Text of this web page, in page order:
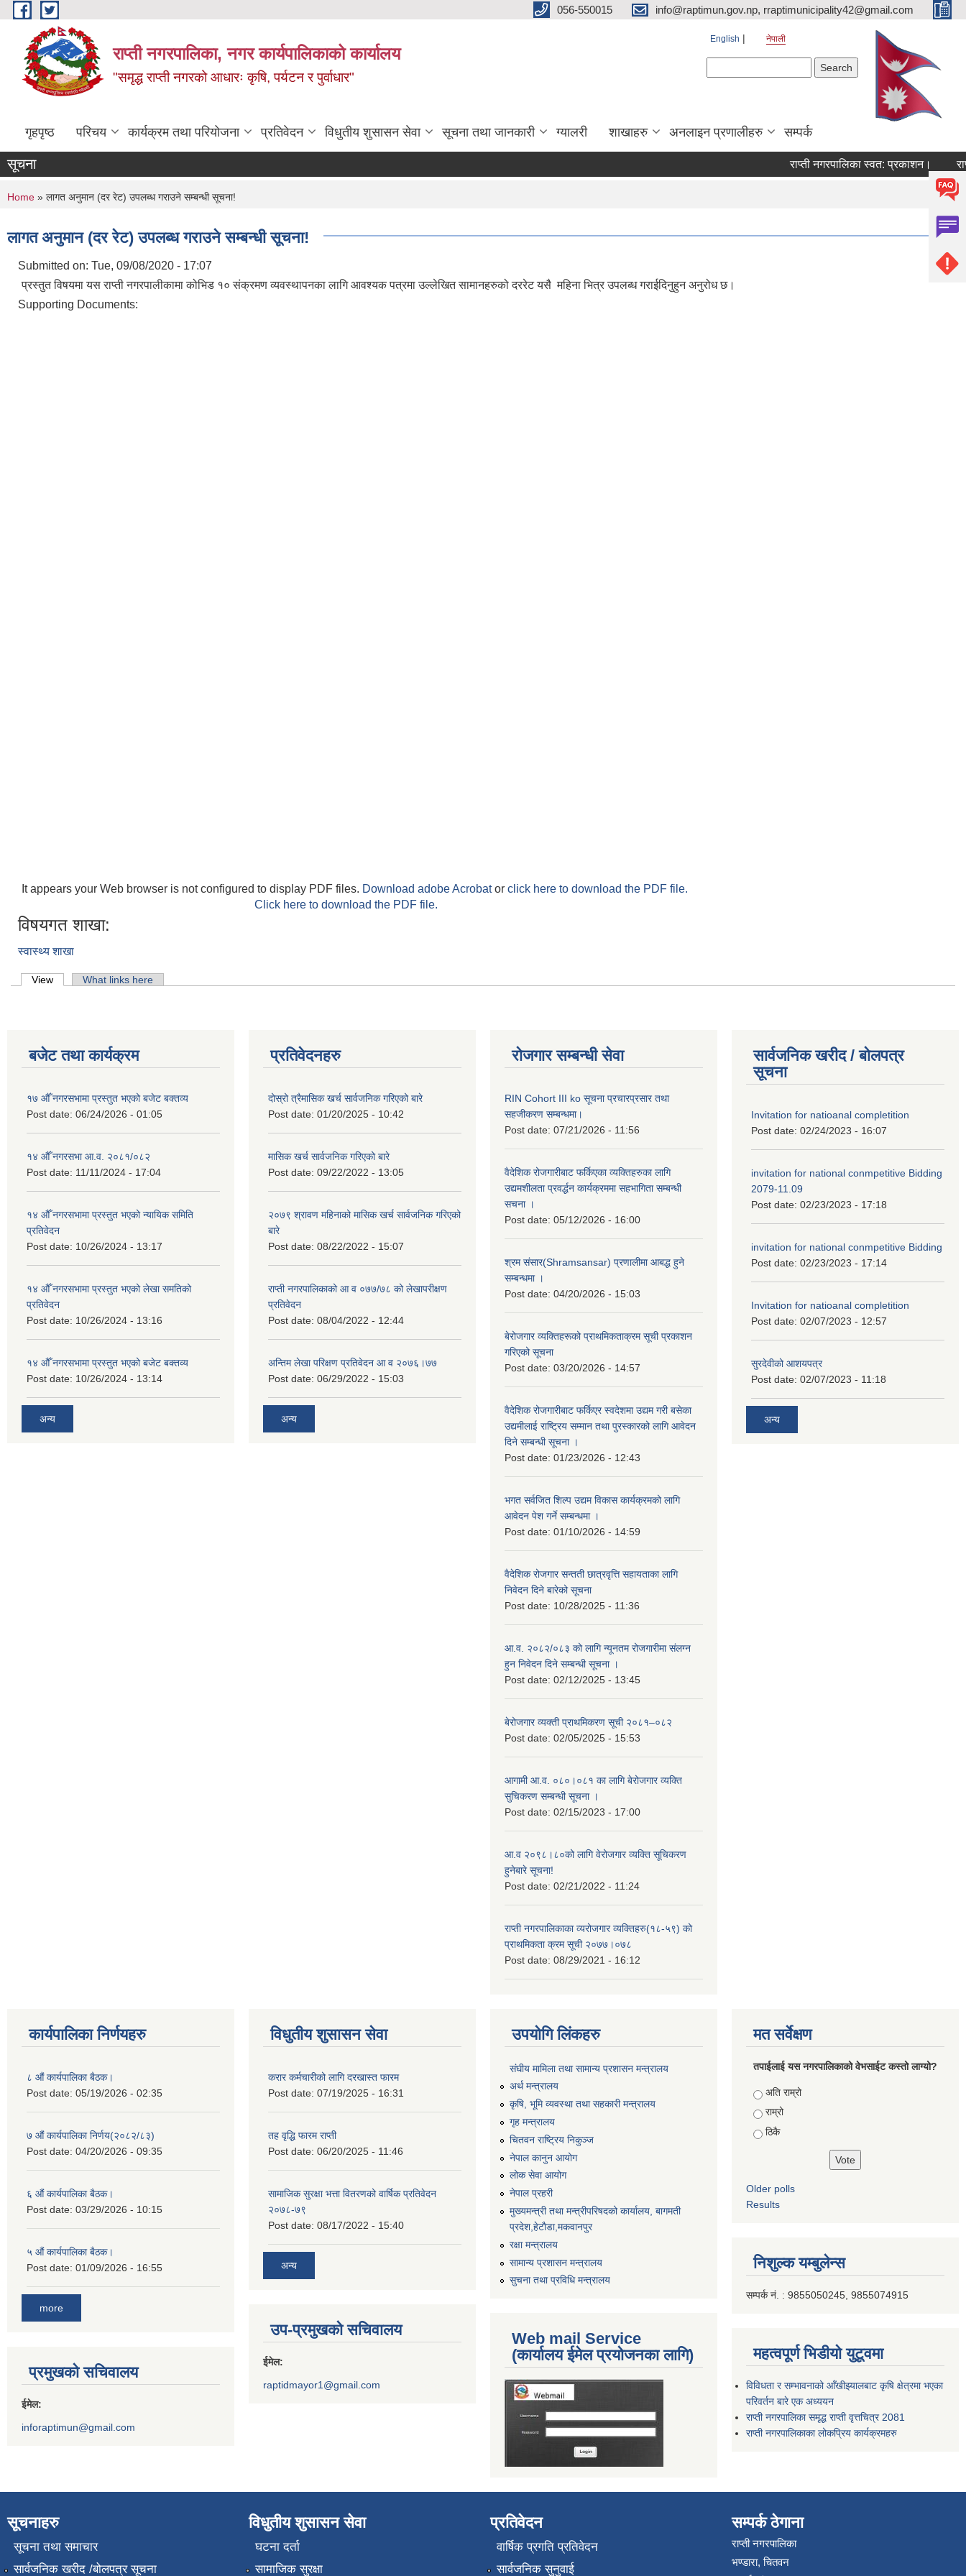
Skip to main content 056-550015 info@raptimun.gov.np, rraptimunicipality42@gmail.com
राप्ती नगरपालिका, नगर कार्यपालिकाको कार्यालय
"समृद्ध राप्ती नगरको आधारः कृषि, पर्यटन र पुर्वाधार"
English नेपाली
गृहपृष्ठ परिचय कार्यक्रम तथा परियोजना प्रतिवेदन विधुतीय शुसासन सेवा सूचना तथा जानकारी ग्यालरी शाखाहरु अनलाइन प्रणालीहरु सम्पर्क
सूचना राप्ती नगरपालिका स्वत: प्रकाशन।
You are here
Home » लागत अनुमान (दर रेट) उपलब्ध गराउने सम्बन्धी सूचना!
लागत अनुमान (दर रेट) उपलब्ध गराउने सम्बन्धी सूचना!
Submitted on: Tue, 09/08/2020 - 17:07
प्रस्तुत विषयमा यस राप्ती नगरपालीकामा कोभिड १० संक्रमण व्यवस्थापनका लागि आवश्यक पत्रमा उल्लेखित सामानहरुको दररेट यसै महिना भित्र उपलब्ध गराईदिनुहुन अनुरोध छ।
Supporting Documents:
It appears your Web browser is not configured to display PDF files. Download adobe Acrobator click here to download the PDF file.
Click here to download the PDF file.
विषयगत शाखा:
स्वास्थ्य शाखा
Primary tabs
View (active tab)What links here
बजेट तथा कार्यक्रम
१७ औँ नगरसभामा प्रस्तुत भएको बजेट बक्तव्य
Post date: 06/24/2026 - 01:05
१४ औँ नगरसभा आ.व. २०८१/०८२
Post date: 11/11/2024 - 17:04
१४ औँ नगरसभामा प्रस्तुत भएको न्यायिक समिति
प्रतिवेदन
Post date: 10/26/2024 - 13:17
१४ औँ नगरसभामा प्रस्तुत भएको लेखा समतिको
प्रतिवेदन
Post date: 10/26/2024 - 13:16
१४ औँ नगरसभामा प्रस्तुत भएको बजेट बक्तव्य
Post date: 10/26/2024 - 13:14
अन्य
प्रतिवेदनहरु
दोस्रो त्रैमासिक खर्च सार्वजनिक गरिएको बारे
Post date: 01/20/2025 - 10:42
मासिक खर्च सार्वजनिक गरिएको बारे
Post date: 09/22/2022 - 13:05
२०७९ श्रावण महिनाको मासिक खर्च सार्वजनिक गरिएको
बारे
Post date: 08/22/2022 - 15:07
राप्ती नगरपालिकाको आ व ०७७/७८ को लेखापरीक्षण
प्रतिवेदन
Post date: 08/04/2022 - 12:44
अन्तिम लेखा परिक्षण प्रतिवेदन आ व २०७६।७७
Post date: 06/29/2022 - 15:03
अन्य
रोजगार सम्बन्धी सेवा
RIN Cohort III ko सूचना प्रचारप्रसार तथा
सहजीकरण सम्बन्धमा।
Post date: 07/21/2026 - 11:56
वैदेशिक रोजगारीबाट फर्किएका व्यक्तिहरुका लागि
उद्यमशीलता प्रवर्द्धन कार्यक्रममा सहभागिता सम्बन्धी
सचना ।
Post date: 05/12/2026 - 16:00
श्रम संसार(Shramsansar) प्रणालीमा आबद्ध हुने
सम्बन्धमा ।
Post date: 04/20/2026 - 15:03
बेरोजगार व्यक्तिहरूको प्राथमिकताक्रम सूची प्रकाशन
गरिएको सूचना
Post date: 03/20/2026 - 14:57
वैदेशिक रोजगारीबाट फर्किएर स्वदेशमा उद्यम गरी बसेका
उद्यमीलाई राष्ट्रिय सम्मान तथा पुरस्कारको लागि आवेदन
दिने सम्बन्धी सूचना ।
Post date: 01/23/2026 - 12:43
भगत सर्वजित शिल्प उद्यम विकास कार्यक्रमको लागि
आवेदन पेश गर्ने सम्बन्धमा ।
Post date: 01/10/2026 - 14:59
वैदेशिक रोजगार सन्तती छात्रवृत्ति सहायताका लागि
निवेदन दिने बारेको सूचना
Post date: 10/28/2025 - 11:36
आ.व. २०८२/०८३ को लागि न्यूनतम रोजगारीमा संलग्न
हुन निवेदन दिने सम्बन्धी सूचना ।
Post date: 02/12/2025 - 13:45
बेरोजगार व्यक्ती प्राथमिकरण सूची २०८१–०८२
Post date: 02/05/2025 - 15:53
आगामी आ.व. ०८०।०८१ का लागि बेरोजगार व्यक्ति
सुचिकरण सम्बन्धी सूचना ।
Post date: 02/15/2023 - 17:00
आ.व २०९८।८०को लागि वेरोजगार व्यक्ति सूचिकरण
हुनेबारे सूचना!
Post date: 02/21/2022 - 11:24
राप्ती नगरपालिकाका व्यरोजगार व्यक्तिहरु(१८-५९) को
प्राथमिकता क्रम सूची २०७७।०७८
Post date: 08/29/2021 - 16:12
सार्वजनिक खरीद / बोलपत्र
सूचना
Invitation for natioanal completition
Post date: 02/24/2023 - 16:07
invitation for national conmpetitive Bidding
2079-11.09
Post date: 02/23/2023 - 17:18
invitation for national conmpetitive Bidding
Post date: 02/23/2023 - 17:14
Invitation for natioanal completition
Post date: 02/07/2023 - 12:57
सुरदेवीको आशयपत्र
Post date: 02/07/2023 - 11:18
अन्य
कार्यपालिका निर्णयहरु
८ औं कार्यपालिका बैठक।
Post date: 05/19/2026 - 02:35
७ औं कार्यपालिका निर्णय(२०८२/८३)
Post date: 04/20/2026 - 09:35
६ औं कार्यपालिका बैठक।
Post date: 03/29/2026 - 10:15
५ औं कार्यपालिका बैठक।
Post date: 01/09/2026 - 16:55
more
प्रमुखको सचिवालय
ईमेल:
inforaptimun@gmail.com
विधुतीय शुसासन सेवा
करार कर्मचारीको लागि दरखास्त फारम
Post date: 07/19/2025 - 16:31
तह वृद्धि फारम राप्ती
Post date: 06/20/2025 - 11:46
सामाजिक सुरक्षा भत्ता वितरणको वार्षिक प्रतिवेदन
२०७८-७९
Post date: 08/17/2022 - 15:40
अन्य
उप-प्रमुखको सचिवालय
ईमेल:
raptidmayor1@gmail.com
उपयोगि लिंकहरु
संघीय मामिला तथा सामान्य प्रशासन मन्त्रालय
अर्थ मन्त्रालय
कृषि, भूमि व्यवस्था तथा सहकारी मन्त्रालय
गृह मन्त्रालय
चितवन राष्ट्रिय निकुञ्ज
नेपाल कानुन आयोग
लोक सेवा आयोग
नेपाल प्रहरी
मुख्यमन्त्री तथा मन्त्रीपरिषदको कार्यालय, बागमती
प्रदेश,हेटाैडा,मकवानपुर
रक्षा मन्त्रालय
सामान्य प्रशासन मन्त्रालय
सुचना तथा प्रविधि मन्त्रालय
Web mail Service
(कार्यालय ईमेल प्रयोजनका लागि)
मत सर्वेक्षण
तपाईलाई यस नगरपालिकाको वेभसाईट कस्तो लाग्यो?
Choices
अति राम्रो
राम्रो
ठिकै
Older polls
Results
निशुल्क यम्बुलेन्स
सम्पर्क नं. : 9855050245, 9855074915
महत्वपूर्ण भिडीयो युटूवमा
विविधता र सम्भावनाको आँखीझ्यालबाट कृषि क्षेत्रमा भएका
परिवर्तन बारे एक अध्ययन
राप्ती नगरपालिका समृद्ध राप्ती वृत्तचित्र 2081
राप्ती नगरपालिकाका लोकप्रिय कार्यक्रमहरु
सूचनाहरु
सूचना तथा समाचार
सार्वजनिक खरीद /बोलपत्र सूचना
विधुतीय शुसासन सेवा
घटना दर्ता
सामाजिक सुरक्षा
प्रतिवेदन
वार्षिक प्रगति प्रतिवेदन
सार्वजनिक सुनुवाई
सम्पर्क ठेगाना
राप्ती नगरपालिका
भण्डारा, चितवन